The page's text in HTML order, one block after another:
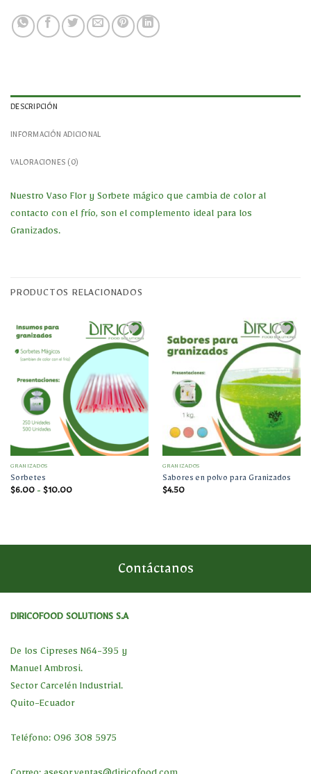
DESCRIPCIÓN
INFORMACIÓN ADICIONAL
VALORACIONES (0)
Nuestro Vaso Flor y Sorbete mágico que cambia de color al
contacto con el frío, son el complemento ideal para los
Granizados.
PRODUCTOS RELACIONADOS
Añadir
a la
lista
de
deseos
GRANIZADOS
Sorbetes
$6.00 - $10.00Rango
$10.00
Añadir
a la
lista
de
deseos
GRANIZADOS
Sabores en polvo para Granizados
$4.50
Contáctanos
DIRICOFOOD SOLUTIONS S.A
De los Cipreses N64-395 y
Manuel Ambrosi.
Sector Carcelén Industrial.
Quito-Ecuador
Teléfono: 096 308 5975